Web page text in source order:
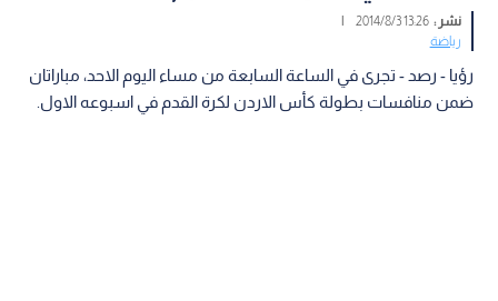
نشر :13:26 2014/8/3
|
رياضة
رؤيا - رصد - تجرى في الساعة السابعة من مساء اليوم الاحد، مباراتان
ضمن منافسات بطولة كأس الاردن لكرة القدم في اسبوعه الاول.